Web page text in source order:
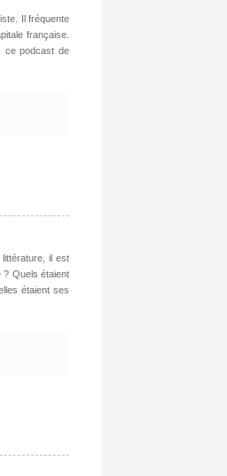
Il fréquente
française.
ce podcast de
il est
? Quels étaient
étaient ses